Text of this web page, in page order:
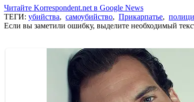
Читайте Korrespondent.net в Google News
ТЕГИ: убийства, самоубийство, Прикарпатье,
Если вы заметили ошибку, выделите необходимый